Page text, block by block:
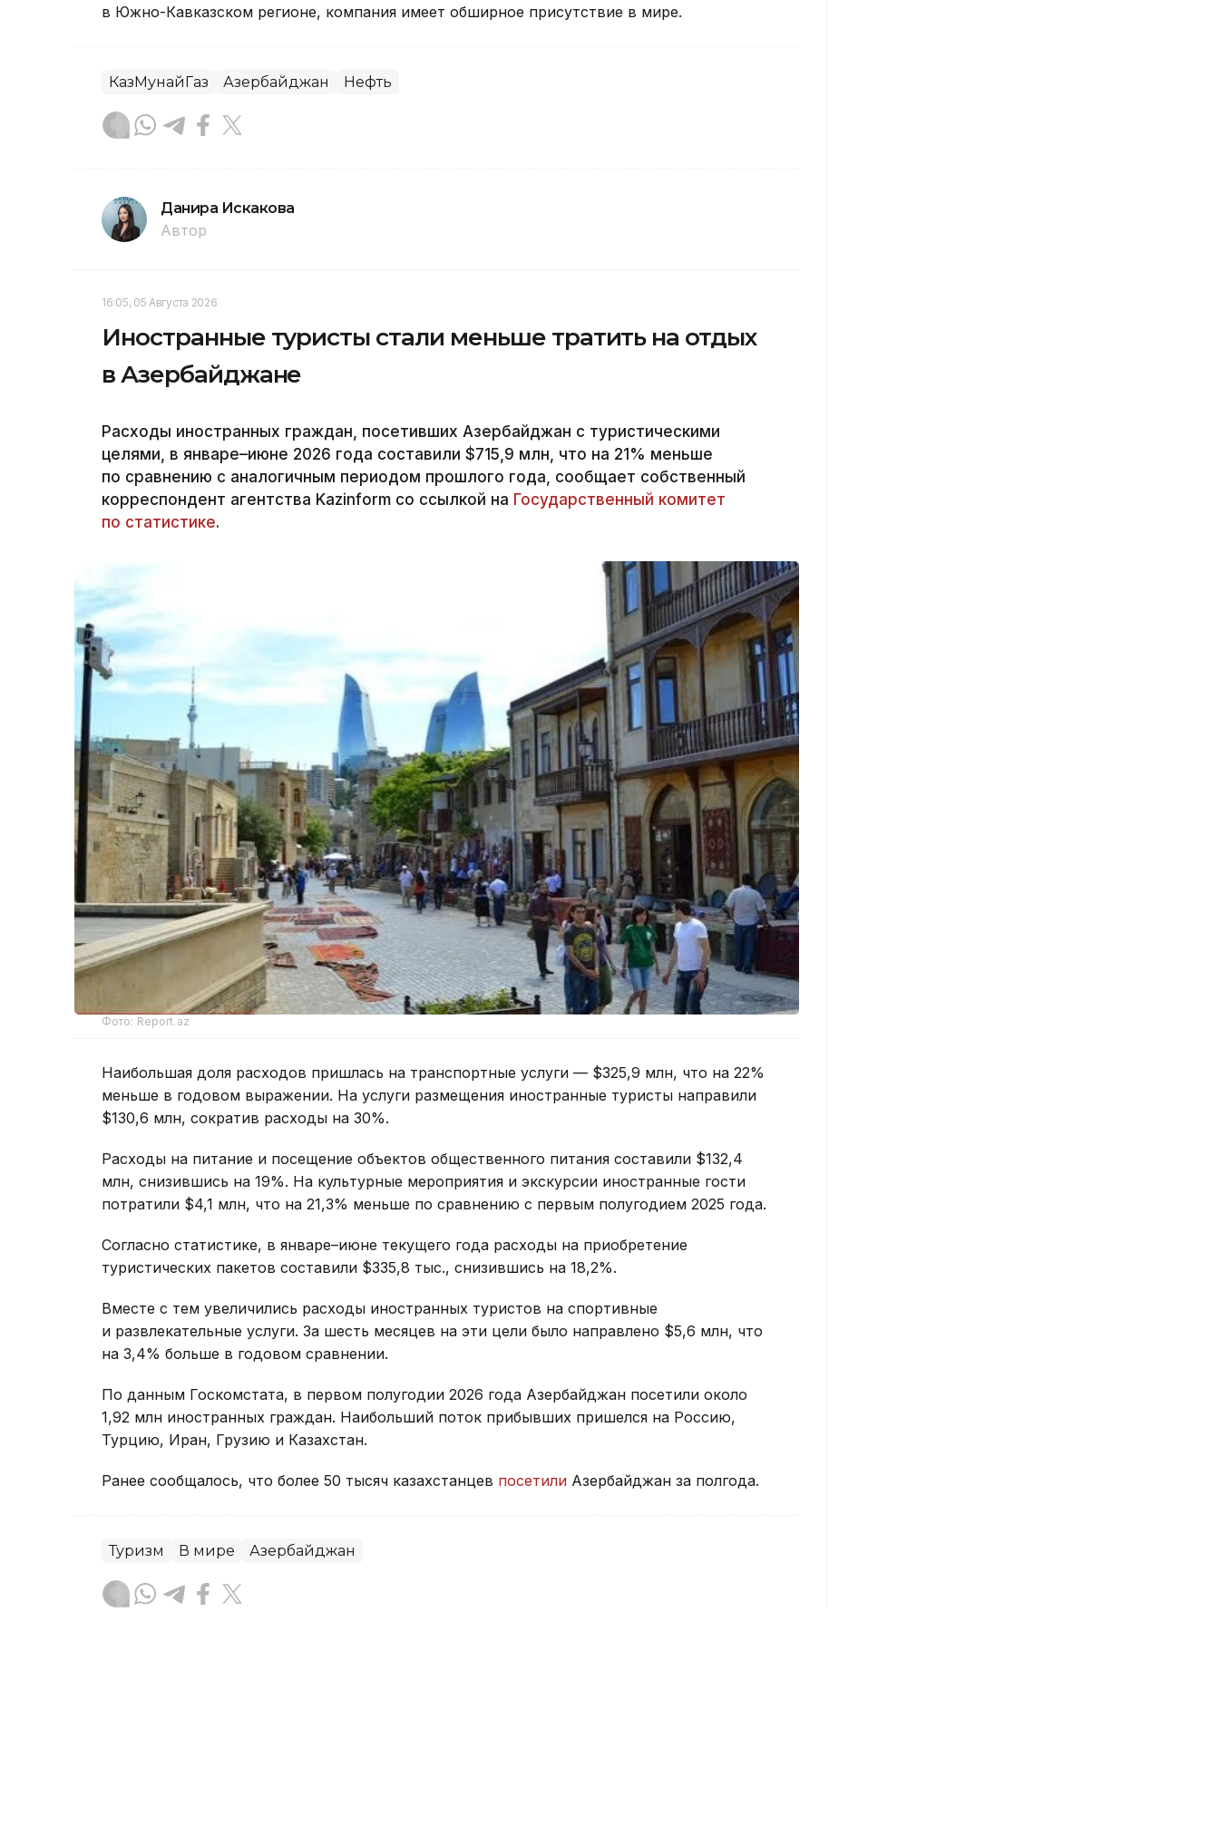
в Южно-Кавказском регионе, компания имеет обширное присутствие в мире.
КазМунайГаз Азербайджан Нефть
Данира Искакова
Автор
16:05, 05 Августа 2026
Иностранные туристы стали меньше тратить на отдых
в Азербайджане
Расходы иностранных граждан, посетивших Азербайджан с туристическими
целями, в январе–июне 2026 года составили $715,9 млн, что на 21% меньше
по сравнению с аналогичным периодом прошлого года, сообщает собственный
корреспондент агентства Kazinform со ссылкой на Государственный комитет
по статистике.
Фото: Report.az
Наибольшая доля расходов пришлась на транспортные услуги — $325,9 млн, что на 22%
меньше в годовом выражении. На услуги размещения иностранные туристы направили
$130,6 млн, сократив расходы на 30%.
Расходы на питание и посещение объектов общественного питания составили $132,4
млн, снизившись на 19%. На культурные мероприятия и экскурсии иностранные гости
потратили $4,1 млн, что на 21,3% меньше по сравнению с первым полугодием 2025 года.
Согласно статистике, в январе–июне текущего года расходы на приобретение
туристических пакетов составили $335,8 тыс., снизившись на 18,2%.
Вместе с тем увеличились расходы иностранных туристов на спортивные
и развлекательные услуги. За шесть месяцев на эти цели было направлено $5,6 млн, что
на 3,4% больше в годовом сравнении.
По данным Госкомстата, в первом полугодии 2026 года Азербайджан посетили около
1,92 млн иностранных граждан. Наибольший поток прибывших пришелся на Россию,
Турцию, Иран, Грузию и Казахстан.
Ранее сообщалось, что более 50 тысяч казахстанцев посетили Азербайджан за полгода.
Туризм В мире Азербайджан